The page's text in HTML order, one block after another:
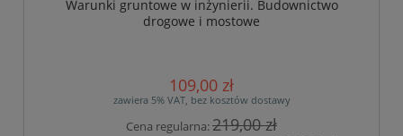
Warunki gruntowe w inżynierii. Budownictwo
drogowe i mostowe
109,00 zł
zawiera 5% VAT, bez kosztów dostawy
Cena regularna:219,00 zł